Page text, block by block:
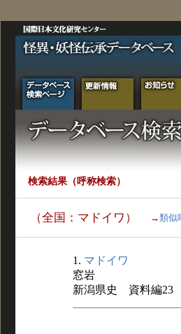
検索結果（呼称検索）
（全国：マドイワ） →類似
1. マドイワ
窓岩
新潟県史 資料編23